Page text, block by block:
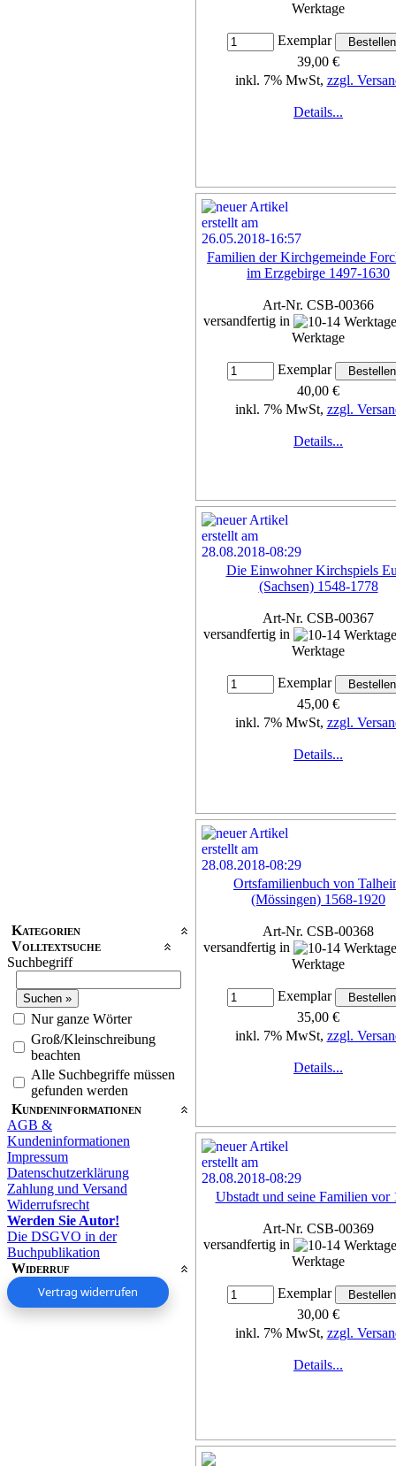
Kategorien
Volltextsuche
Suchbegriff
Nur ganze Wörter
Groß/Kleinschreibung
beachten
Alle Suchbegriffe müssen
gefunden werden
Kundeninformationen
AGB &
Kundeninformationen
Impressum
Datenschutzerklärung
Zahlung und Versand
Widerrufsrecht
Werden Sie Autor!
Die DSGVO in der
Buchpublikation
Widerruf
Vertrag widerrufen
Werktage
Exemplar
39,00 €
inkl. 7% MwSt, zzgl.
Details...
Familien der Kirchgemeinde
im Erzgebirge 1497-1630
Art-Nr. CSB-00366
versandfertig in
Werktage
Exemplar
40,00 €
inkl. 7% MwSt, zzgl.
Details...
Die Einwohner Kirchspiels
(Sachsen) 1548-1778
Art-Nr. CSB-00367
versandfertig in
Werktage
Exemplar
45,00 €
inkl. 7% MwSt, zzgl.
Details...
Ortsfamilienbuch von
(Mössingen) 1568-1920
Art-Nr. CSB-00368
versandfertig in
Werktage
Exemplar
35,00 €
inkl. 7% MwSt, zzgl.
Details...
Ubstadt und seine Familien vor
Art-Nr. CSB-00369
versandfertig in
Werktage
Exemplar
30,00 €
inkl. 7% MwSt, zzgl.
Details...